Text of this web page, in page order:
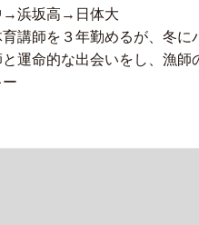
→浜坂高→日体大
講師を３年勤めるが、冬に
運命的な出会いをし、漁師